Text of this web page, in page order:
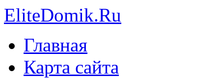
EliteDomik.Ru
Главная
Карта сайта